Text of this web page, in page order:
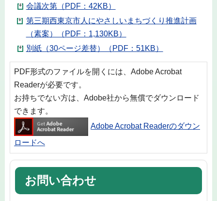
会議次第（PDF：42KB）
第三期西東京市人にやさしいまちづくり推進計画
（素案）（PDF：1,130KB）
別紙（30ページ差替）（PDF：51KB）
PDF形式のファイルを開くには、Adobe Acrobat
Readerが必要です。
お持ちでない方は、Adobe社から無償でダウンロード
できます。
Adobe Acrobat Readerのダウン
ロードへ
お問い合わせ